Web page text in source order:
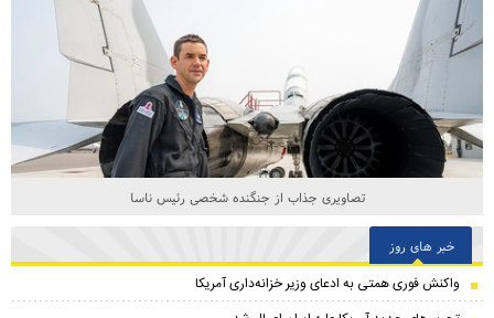
تصاویری جذاب از جنگنده شخصی رئیس ناسا
خبر های روز
واکنش فوری همتی به ادعای وزیر خزانه‌داری آمریکا